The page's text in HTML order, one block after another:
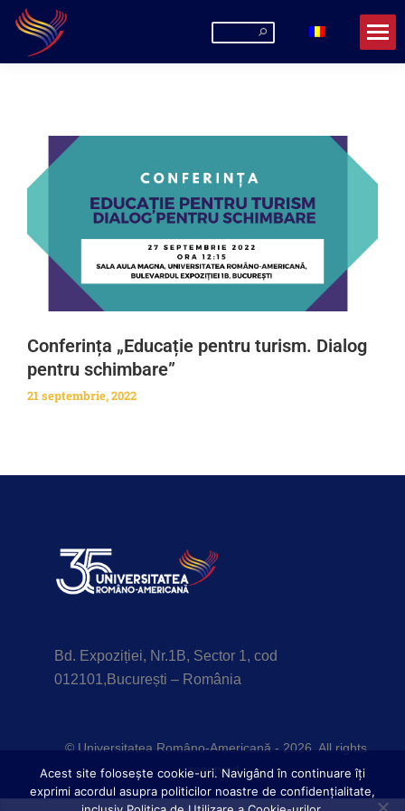
Conferința „Educație pentru turism. Dialog
pentru schimbare”
21 septembrie, 2022
Bd. Expoziției, Nr.1B, Sector 1, cod
012101,București – România
© Universitatea Româno-Americană - 2026. All rights
reserved.
Acest site foloseşte cookie-uri. Navigând în continuare îți
exprimi acordul asupra politicilor noastre de confidențialitate,